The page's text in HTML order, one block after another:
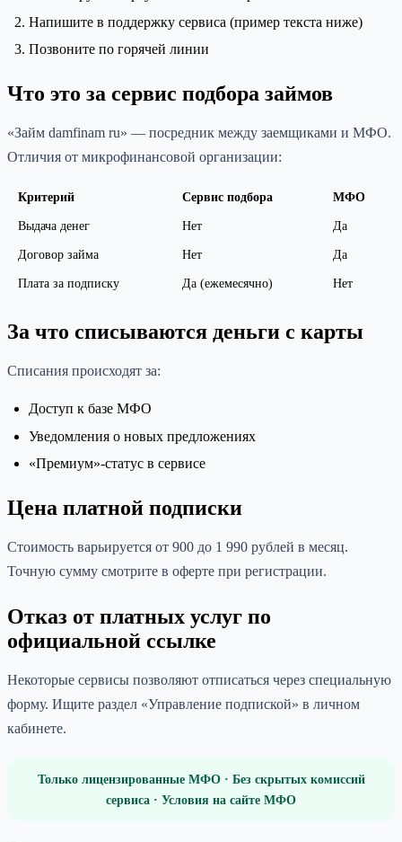
Напишите в поддержку сервиса (пример текста ниже)
Позвоните по горячей линии
Что это за сервис подбора займов
«Займ damfinam ru» — посредник между заемщиками и МФО.
Отличия от микрофинансовой организации:
Критерий Сервис подбора МФО
Выдача денег Нет Да
Договор займа Нет Да
Плата за подписку Да (ежемесячно) Нет
За что списываются деньги с карты
Списания происходят за:
Доступ к базе МФО
Уведомления о новых предложениях
«Премиум»-статус в сервисе
Цена платной подписки
Стоимость варьируется от 900 до 1 990 рублей в месяц.
Точную сумму смотрите в оферте при регистрации.
Отказ от платных услуг по
официальной ссылке
Некоторые сервисы позволяют отписаться через специальную
форму. Ищите раздел «Управление подпиской» в личном
кабинете.
Только лицензированные МФО · Без скрытых комиссий
сервиса · Условия на сайте МФО